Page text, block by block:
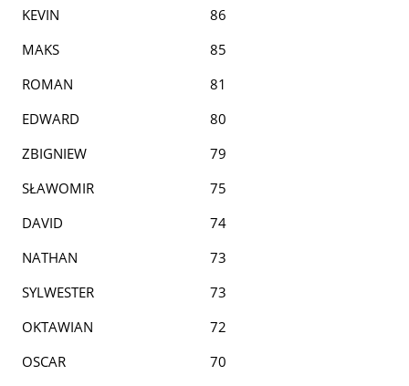
KEVIN
86
MAKS
85
ROMAN
81
EDWARD
80
ZBIGNIEW
79
SŁAWOMIR
75
DAVID
74
NATHAN
73
SYLWESTER
73
OKTAWIAN
72
OSCAR
70